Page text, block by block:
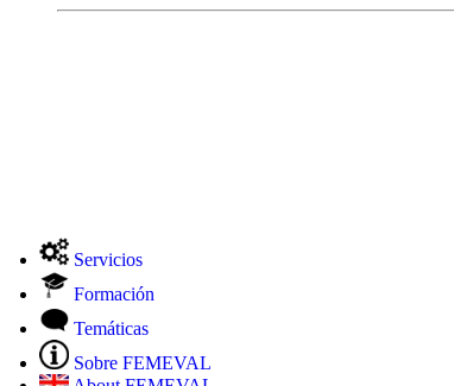
Servicios
Formación
Temáticas
Sobre FEMEVAL